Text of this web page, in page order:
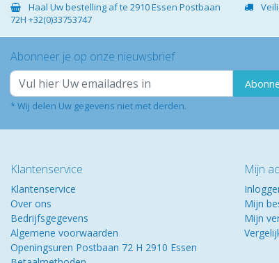
Haal Uw bestelling af te 2910 Essen Postbaan
72H +32(0)33753747
Abonneer je op onze nieuwsbrief
* Wij delen Uw gegevens niet met derden.
Klantenservice
Klantenservice
Over ons
Bedrijfsgegevens
Algemene voorwaarden
Openingsuren Postbaan 72 H 2910 Essen
Mijn
Mijn
Mijn